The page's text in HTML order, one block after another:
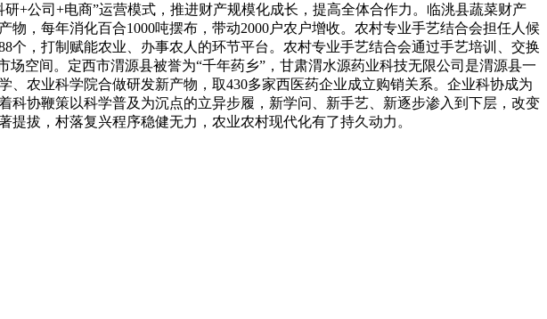
+公司+电商”运营模式，推进财产规模化成长，提高全体合作力。临洮县蔬菜财产
，每年消化百合1000吨摆布，带动2000户农户增收。农村专业手艺结合会担任人候
，打制赋能农业、办事农人的环节平台。农村专业手艺结合会通过手艺培训、交换
空间。定西市渭源县被誉为“千年药乡”，甘肃渭水源药业科技无限公司是渭源县一
农业科学院合做研发新产物，取430多家西医药企业成立购销关系。企业科协成为
协鞭策以科学普及为沉点的立异步履，新学问、新手艺、新逐步渗入到下层，改变
拔，村落复兴程序稳健无力，农业农村现代化有了持久动力。